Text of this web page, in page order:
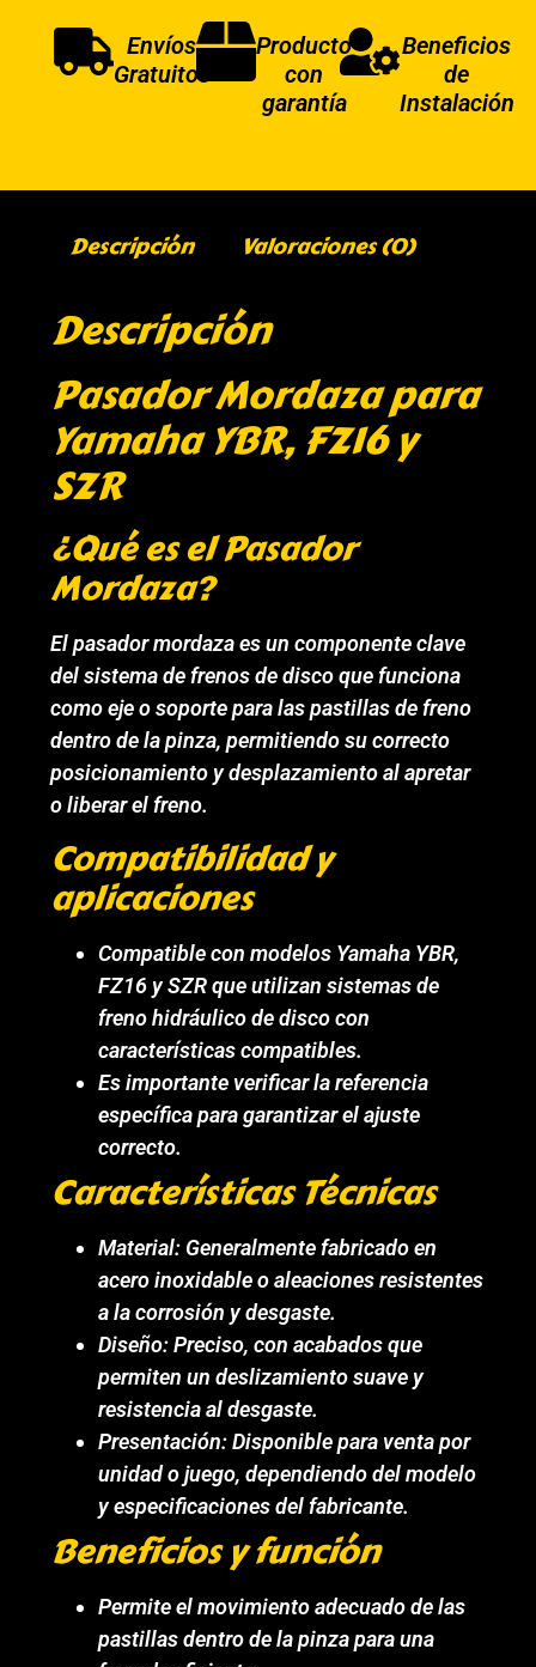
Envíos
Gratuitos
Producto
con
garantía
Beneficios
de
Instalación
Descripción Valoraciones (0)
Descripción
Pasador Mordaza para
Yamaha YBR, FZ16 y
SZR
¿Qué es el Pasador
Mordaza?
El pasador mordaza es un componente clave
del sistema de frenos de disco que funciona
como eje o soporte para las pastillas de freno
dentro de la pinza, permitiendo su correcto
posicionamiento y desplazamiento al apretar
o liberar el freno.
Compatibilidad y
aplicaciones
Compatible con modelos Yamaha YBR,
FZ16 y SZR que utilizan sistemas de
freno hidráulico de disco con
características compatibles.
Es importante verificar la referencia
específica para garantizar el ajuste
correcto.
Características Técnicas
Material: Generalmente fabricado en
acero inoxidable o aleaciones resistentes
a la corrosión y desgaste.
Diseño: Preciso, con acabados que
permiten un deslizamiento suave y
resistencia al desgaste.
Presentación: Disponible para venta por
unidad o juego, dependiendo del modelo
y especificaciones del fabricante.
Beneficios y función
Permite el movimiento adecuado de las
pastillas dentro de la pinza para una